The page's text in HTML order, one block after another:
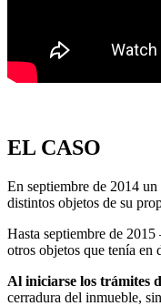
EL CASO
En septiembre de 2014
distintos objetos de su
Hasta septiembre de
otros objetos que tenía en
Al iniciarse los trámites
cerradura del inmueble,